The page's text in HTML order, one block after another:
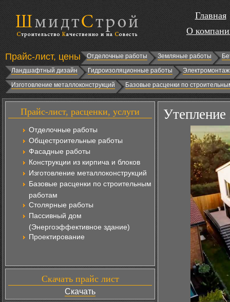
Главная
О
Прайс-лист, цены Отделочные работы Земляные работы
Ландшафтный дизайн
Гидроизоляционные работы
Изготовление металлоконструкций
Базовые расценки по
Прайс-лист, расценки, услуги
Отделочные работы
Общестроительные работы
Фасадные работы
Конструкции из кирпича и блоков
Изготовление металлоконструкций
Базовые расценки по строительным
работам
Столярные работы
Пассивный дом
(Энергоэффективное здание)
Проектирование
Скачать прайс лист
Скачать